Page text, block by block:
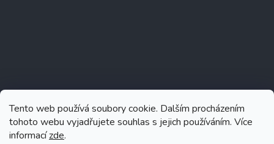
Tento web používá soubory cookie. Dalším procházením
tohoto webu vyjadřujete souhlas s jejich používáním. Více
informacízde.